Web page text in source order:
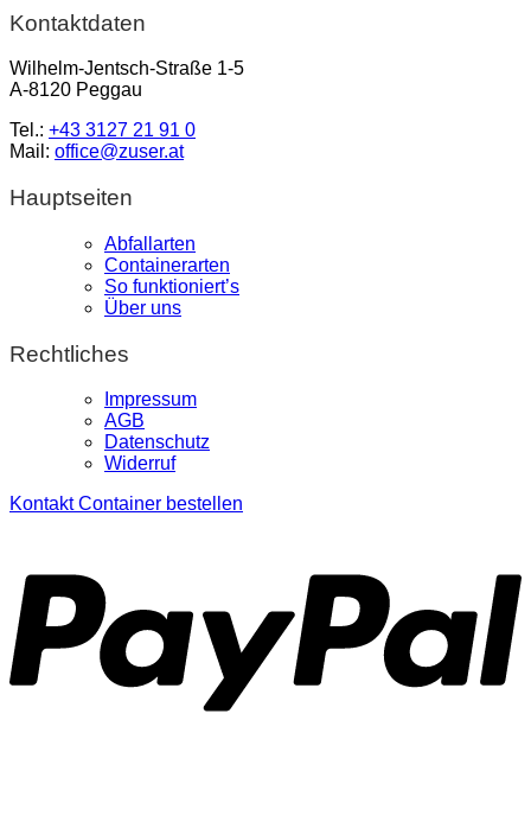
Kontaktdaten
Wilhelm-Jentsch-Straße 1-5
A-8120 Peggau
Tel.: +43 3127 21 91 0
Mail: office@zuser.at
Hauptseiten
Abfallarten
Containerarten
So funktioniert’s
Über uns
Rechtliches
Impressum
AGB
Datenschutz
Widerruf
Kontakt Container bestellen